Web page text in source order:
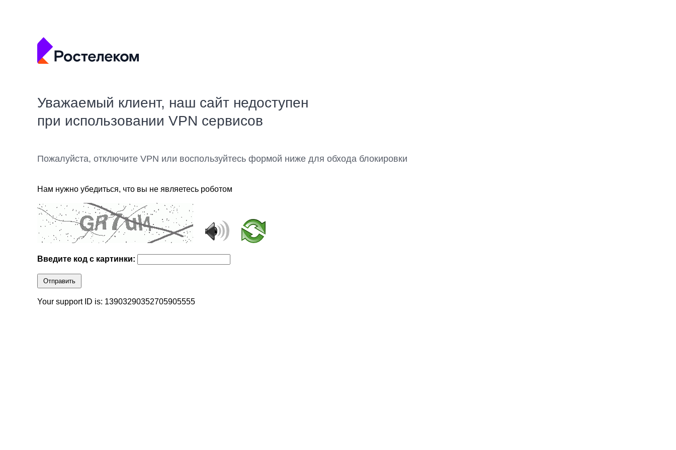
Уважаемый клиент, наш сайт недоступен
при использовании VPN сервисов
Пожалуйста, отключите VPN или воспользуйтесь формой ниже для обхода блокировки
Нам нужно убедиться, что вы не являетесь роботом
Введите код с картинки:
Отправить
Your support ID is: 13903290352705905555